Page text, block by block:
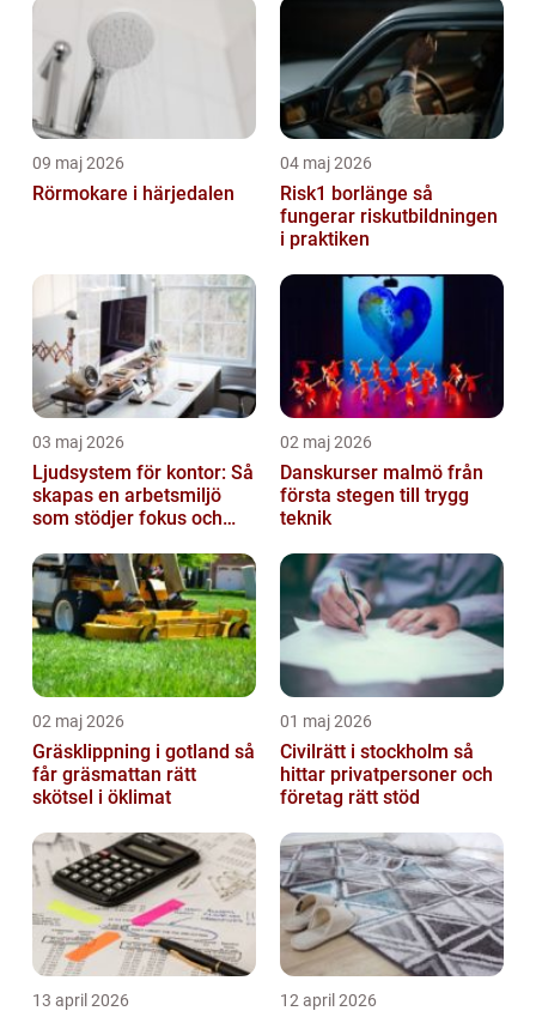
09 maj 2026
Rörmokare i härjedalen
04 maj 2026
Risk1 borlänge så
fungerar riskutbildningen
i praktiken
03 maj 2026
Ljudsystem för kontor: Så
skapas en arbetsmiljö
som stödjer fokus och
02 maj 2026
Danskurser malmö från
första stegen till trygg
teknik
02 maj 2026
Gräsklippning i gotland så
får gräsmattan rätt
skötsel i öklimat
01 maj 2026
Civilrätt i stockholm så
hittar privatpersoner och
företag rätt stöd
13 april 2026 12 april 2026